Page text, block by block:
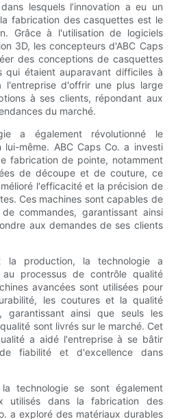
lesquels l’innovation a eu un
fabrication des casquettes est le
Grâce à l'utilisation de logiciels
3D, les concepteurs d'ABC Caps
des conceptions de casquettes
qui étaient auparavant difficiles à
l'entreprise d'offrir une plus large
à ses clients, répondant aux
du marché.
a également révolutionné le
même. ABC Caps Co. a investi
fabrication de pointe, notamment
de découpe et de couture, ce
l'efficacité et la précision de
Ces machines sont capables de
commandes, garantissant ainsi
aux demandes de ses clients
la production, la technologie a
processus de contrôle qualité
avancées sont utilisées pour
les coutures et la qualité
garantissant ainsi que seuls les
sont livrés sur le marché. Cet
a aidé l'entreprise à se bâtir
fiabilité et d'excellence dans
technologie se sont également
utilisés dans la fabrication des
a exploré des matériaux durables